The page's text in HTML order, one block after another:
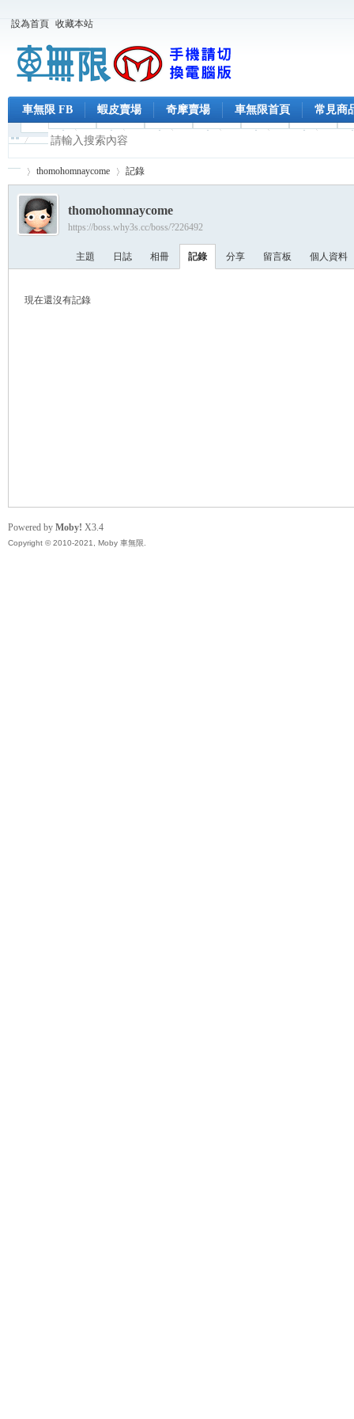
設為首頁 收藏本站
車無限 FB 蝦皮賣場 奇摩賣場 車無限首頁 常見商
›
thomohomnaycome 記錄
thomohomnaycome
https://boss.why3s.cc/boss/?226492
主題 日誌 相冊 記錄 分享 留言板 個人資料
現在還沒有記錄
Powered by Moby! X3.4
Copyright © 2010-2021, Moby 車無限.